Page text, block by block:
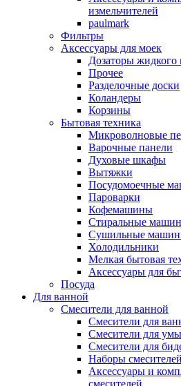
измельчителей
paulmark
Фильтры
Аксессуары для моек
Дозаторы жидкого
Прочее
Разделочные доски
Коландеры
Корзины
Бытовая техника
Микроволновые
Варочные панели
Духовые шкафы
Вытяжки
Посудомоечные
Пароварки
Кофемашины
Стиральные
Сушильные
Холодильники
Мелкая бытовая
Аксессуары для
Посуда
Для ванной
Смесители для ванной
Смесители для
Смесители для
Смесители для
Наборы смесителей
Аксессуары и
смесителей